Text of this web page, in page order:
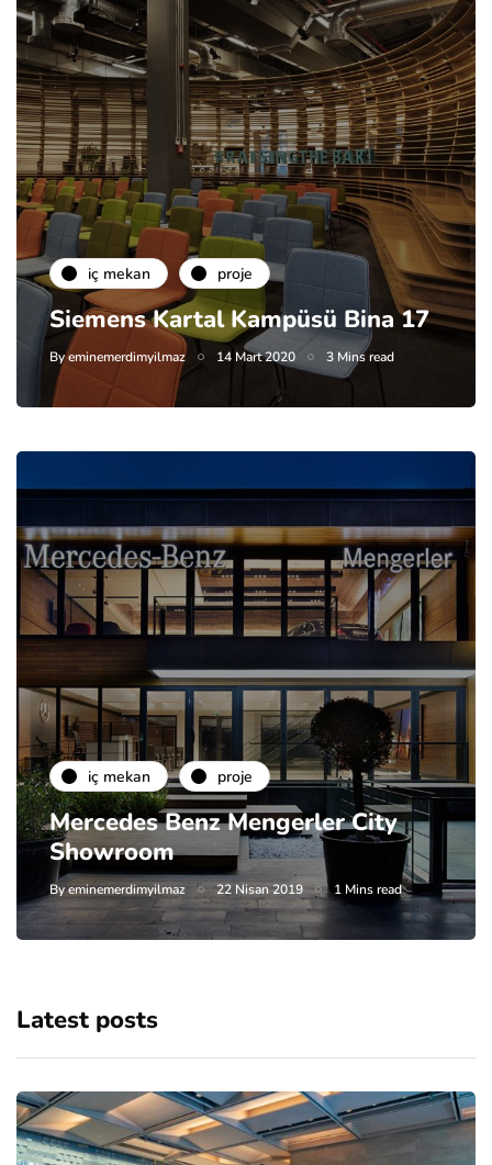
i̇ç mekan proje
Siemens Kartal Kampüsü Bina 17
Byeminemerdimyilmaz 14 Mart 2020 3 Mins read
i̇ç mekan proje
Mercedes Benz Mengerler City
Showroom
Byeminemerdimyilmaz 22 Nisan 2019 1 Mins read
Latest posts